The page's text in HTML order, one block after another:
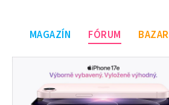
MAGAZÍN FÓRUM BAZAR